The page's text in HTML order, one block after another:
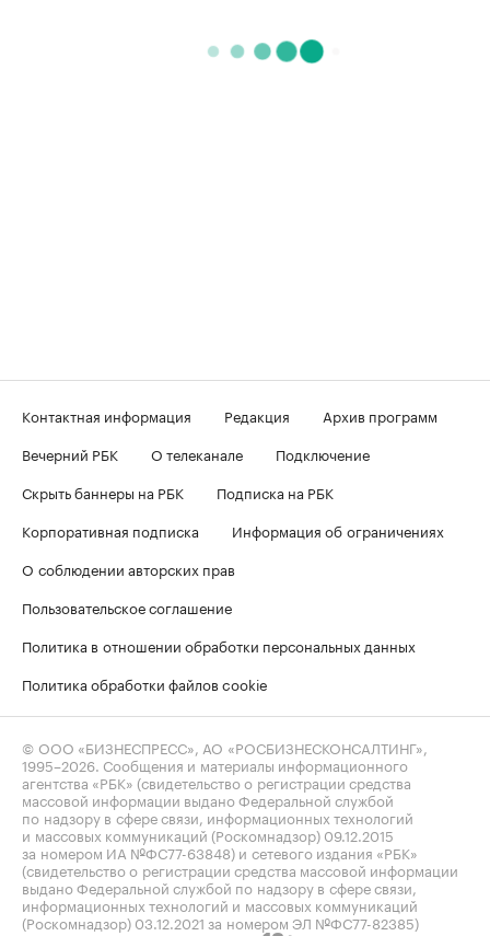
Контактная информация Редакция
Архив программ
Вечерний РБК
О телеканале
Подключение
Скрыть баннеры на РБК
Подписка на РБК
Корпоративная подписка
Информация об ограничениях
О соблюдении авторских прав
Пользовательское соглашение
Политика в отношении обработки персональных данных
Политика обработки файлов cookie
© ООО «БИЗНЕСПРЕСС», АО «РОСБИЗНЕСКОНСАЛТИНГ»,
1995–2026 . Сообщения и материалы информационного
агентства «РБК» (свидетельство о регистрации средства
массовой информации выдано Федеральной службой
по надзору в сфере связи, информационных технологий
и массовых коммуникаций (Роскомнадзор) 09.12.2015
за номером ИА №ФС77-63848) и сетевого издания «РБК»
(свидетельство о регистрации средства массовой информации
выдано Федеральной службой по надзору в сфере связи,
информационных технологий и массовых коммуникаций
(Роскомнадзор) 03.12.2021 за номером ЭЛ №ФС77-82385)